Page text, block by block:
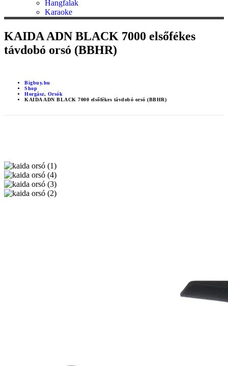
Hangfalak
Karaoke
KAIDA ADN BLACK 7000 elsőfékes
távdobó orsó (BBHR)
Bigbuy.hu
Shop
Horgász, Orsók
KAIDA ADN BLACK 7000 elsőfékes távdobó orsó (BBHR)